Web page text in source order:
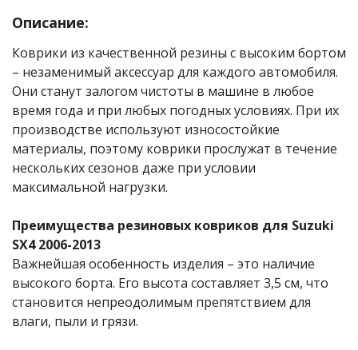
Описание:
Коврики из качественной резины с высоким бортом
– незаменимый аксессуар для каждого автомобиля.
Они станут залогом чистоты в машине в любое
время года и при любых погодных условиях. При их
производстве используют износостойкие
материалы, поэтому коврики прослужат в течение
нескольких сезонов даже при условии
максимальной нагрузки.
Преимущества резиновых ковриков для Suzuki
SX4 2006-2013
Важнейшая особенность изделия – это наличие
высокого борта. Его высота составляет 3,5 см, что
становится непреодолимым препятствием для
влаги, пыли и грязи.